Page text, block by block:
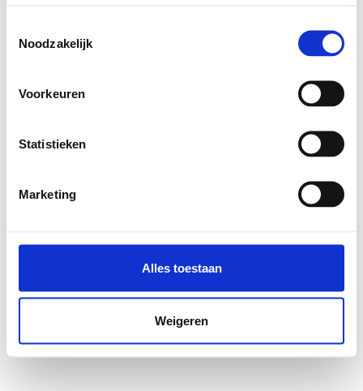
Noodzakelijk
Voorkeuren
Statistieken
Marketing
Alles toestaan
Weigeren